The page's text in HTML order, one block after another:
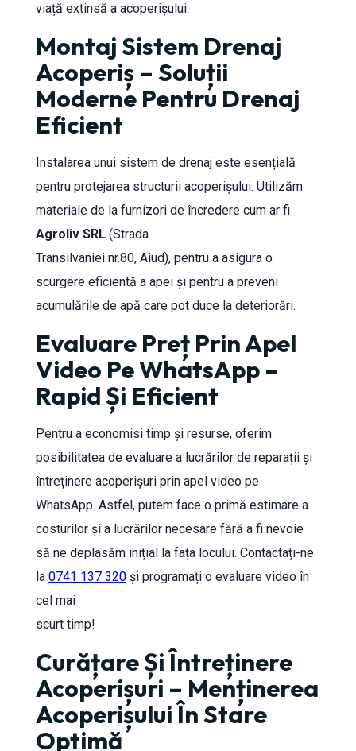
viață extinsă a acoperișului.
Montaj Sistem Drenaj
Acoperiș – Soluții
Moderne Pentru Drenaj
Eficient
Instalarea unui sistem de drenaj este esențială
pentru protejarea structurii acoperișului. Utilizăm
materiale de la furnizori de încredere cum ar fi
Agroliv SRL(Strada
Transilvaniei nr.80, Aiud), pentru a asigura o
scurgere eficientă a apei și pentru a preveni
acumulările de apă care pot duce la deteriorări.
Evaluare Preț Prin Apel
Video Pe WhatsApp –
Rapid Și Eficient
Pentru a economisi timp și resurse, oferim
posibilitatea de evaluare a lucrărilor de reparații și
întreținere acoperișuri prin apel video pe
WhatsApp. Astfel, putem face o primă estimare a
costurilor și a lucrărilor necesare fără a fi nevoie
să ne deplasăm inițial la fața locului. Contactați-ne
la 0741 137 320și programați o evaluare video în
cel mai
scurt timp!
Curățare Și Întreținere
Acoperișuri – Menținerea
Acoperișului În Stare
Optimă